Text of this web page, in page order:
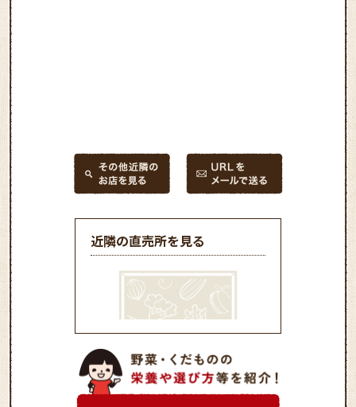
近隣の直売所を見る
JA新はこだて あぐりへい
屋